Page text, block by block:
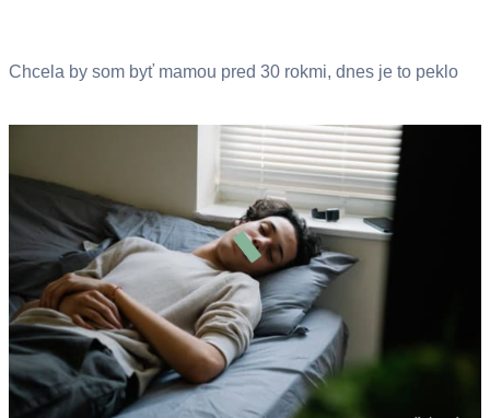
Chcela by som byť mamou pred 30 rokmi, dnes je to peklo